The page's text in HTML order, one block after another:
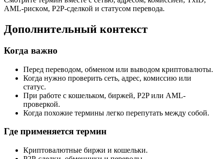
AML-рискoм, P2P-сделкой и статусом перевода.
Дополнительный контекст
Когда важно
Перед переводом, обменом или выводом криптовалюты.
Когда нужно проверить сеть, адрес, комиссию или
статус.
При работе с кошельком, биржей, P2P или AML-
проверкой.
Когда похожие термины легко перепутать между собой.
Где применяется термин
Криптовалютные биржи и кошельки.